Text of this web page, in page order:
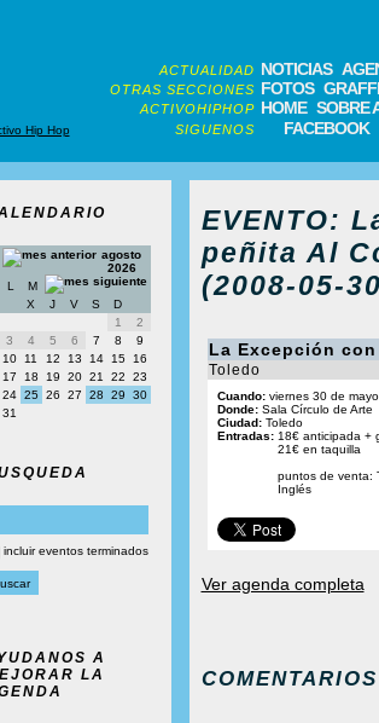
ACTUALIDAD NOTICIAS
OTRAS SECCIONES FOTOS
ACTIVOHIPHOP HOME SOBRE
SIGUENOS FACEBOOK
agosto
2026
L
M
X
J V S
D
1
2
3
4 5 6 7 8
9
10
11 12 13 14 15
16
17
18 19 20 21 22
23
24 25 26 27 28 29
30
31
incluir eventos terminados
A
LA
EVENTO:
peñita Al
(2008-05-
La Excepción
Toledo
Cuando:viernes 30 de
Donde:Sala Círculo de Arte
Ciudad:Toledo
Entradas: 18€ anticipada +
21€ en taquilla
puntos de venta:
Inglés
Ver agenda completa
COMENTARIOS